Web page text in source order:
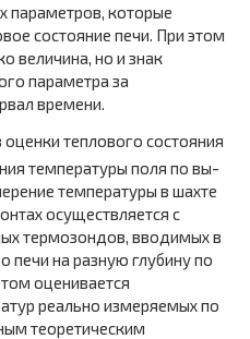
параметров, которые
состояние печи. При этом
величина, но и знак
параметра за
времени.
теплового состояния
температуры поля по вы-
температуры в шахте
осуществляется с
термозондов, вводимых в
печи на разную глубину по
оценивается
реально измеряемых по
теоретическим